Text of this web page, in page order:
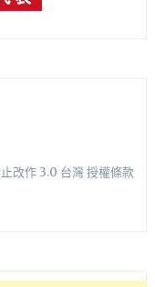
改作 3.0 台灣 授權條款